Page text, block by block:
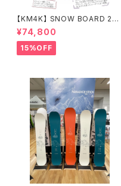
【KM4K】 SNOW BOARD 25/
¥74,800
15%OFF